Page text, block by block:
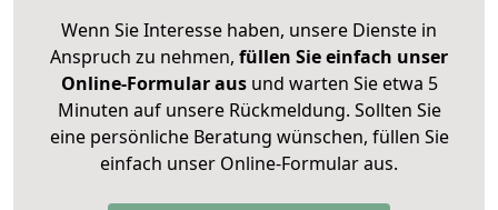
Wenn Sie Interesse haben, unsere Dienste in
Anspruch zu nehmen, füllen Sie einfach unser
Online-Formular ausund warten Sie etwa 5
Minuten auf unsere Rückmeldung. Sollten Sie
eine persönliche Beratung wünschen, füllen Sie
einfach unser Online-Formular aus.